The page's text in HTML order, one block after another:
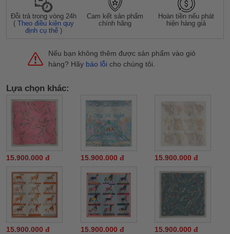
Đỗi trả trong vòng 24h
(Theo điều kiện quy
định cụ thể )
Cam kết sản phẩm
chính hãng
Hoàn tiền nếu phát
hiện hàng giả
Nếu bạn không thêm được sản phẩm vào giỏ
hàng? Hãy báo lỗi cho chúng tôi.
Lựa chọn khác:
15.900.000 đ 15.900.000 đ 15.900.000 đ
15.900.000 đ 15.900.000 đ 15.900.000 đ